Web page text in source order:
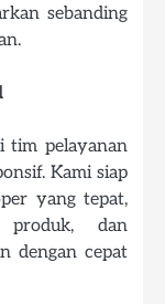
sebanding
tim pelayanan
Kami siap
yang tepat,
produk, dan
dengan cepat